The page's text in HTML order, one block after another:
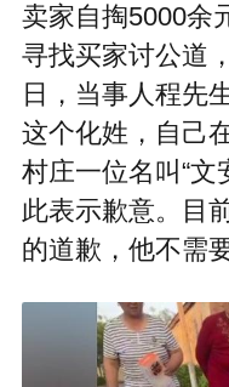
卖家自掏5000余
寻找买家讨公道
日，当事人程先
这个化姓，自己
村庄一位名叫“文
此表示歉意。目
的道歉，他不需